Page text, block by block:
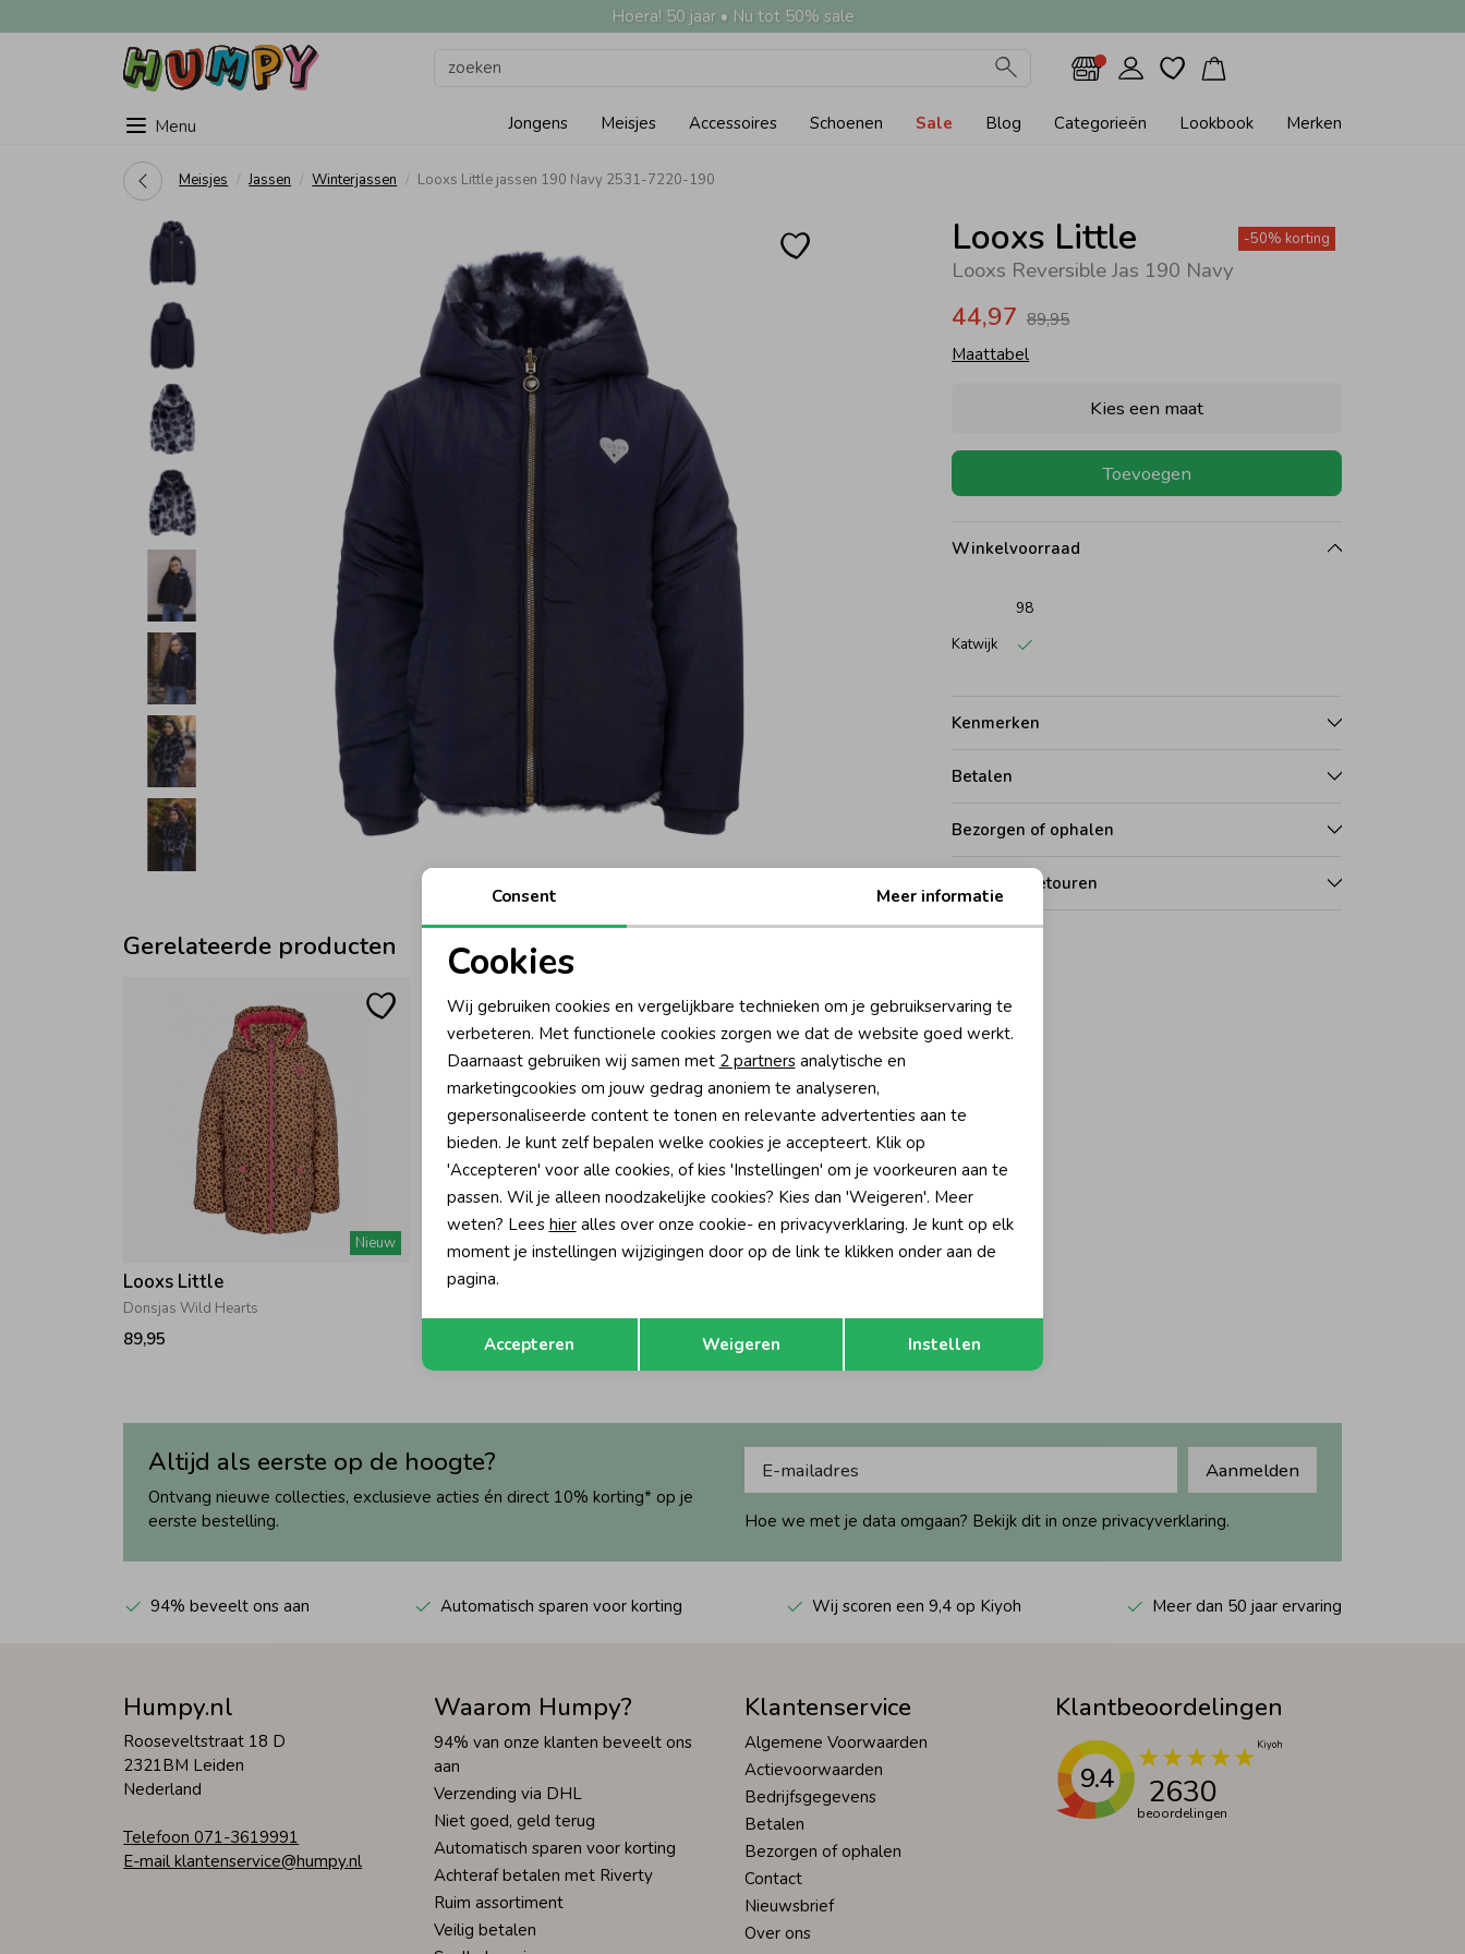
Hoera! 50 jaar • Nu tot 50% sale
Menu Jongens Meisjes Accessoires Schoenen Sale Blog Categorieën Lookbook Merken
Meisjes Jassen Winterjassen Looxs Little jassen 190 Navy 2531-7220-190
Looxs Little
Looxs Reversible Jas 190 Navy
-50% korting
44,97 89,95
Maattabel
Kies een maat
Toevoegen
Winkelvoorraad
98
Katwijk
Kenmerken
Betalen
Bezorgen of ophalen
Ruilen en retouren
Gerelateerde producten
Nieuw
Looxs Little
Donsjas Wild Hearts
89,95
Looxs Little
Nieuw
89,95
Altijd als eerste op de hoogte?
Ontvang nieuwe collecties, exclusieve acties én direct 10% korting* op je
eerste bestelling.
Aanmelden
Hoe we met je data omgaan? Bekijk dit in onze privacyverklaring.
94% beveelt ons aan Automatisch sparen voor korting Wij scoren een 9,4 op Kiyoh Meer dan 50 jaar ervaring
Humpy.nl
Rooseveltstraat 18 D
2321BM Leiden
Nederland
Telefoon 071-3619991
E-mail klantenservice@humpy.nl
Waarom Humpy?
94% van onze klanten beveelt ons
aan
Verzending via DHL
Niet goed, geld terug
Automatisch sparen voor korting
Achteraf betalen met Riverty
Ruim assortiment
Veilig betalen
Klantenservice
Algemene Voorwaarden
Actievoorwaarden
Bedrijfsgegevens
Betalen
Bezorgen of ophalen
Contact
Nieuwsbrief
Over ons
Klantbeoordelingen
9.4 2630
beoordelingen
Noodzakelijke cookies
Analytische cookies Marketing cookies
Terug Opslaan
Consent Meer informatie
Cookies
Wij gebruiken cookies en vergelijkbare technieken om je gebruikservaring te
verbeteren. Met functionele cookies zorgen we dat de website goed werkt.
Daarnaast gebruiken wij samen met 2 partnersanalytische en
marketingcookies om jouw gedrag anoniem te analyseren,
gepersonaliseerde content te tonen en relevante advertenties aan te
bieden. Je kunt zelf bepalen welke cookies je accepteert. Klik op
'Accepteren' voor alle cookies, of kies 'Instellingen' om je voorkeuren aan te
passen. Wil je alleen noodzakelijke cookies? Kies dan 'Weigeren'. Meer
weten? Lees hieralles over onze cookie- en privacyverklaring. Je kunt op elk
moment je instellingen wijzigingen door op de link te klikken onder aan de
pagina.
Accepteren Weigeren Instellen